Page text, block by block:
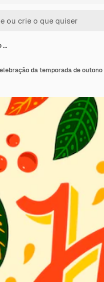
…
da temporada de outono